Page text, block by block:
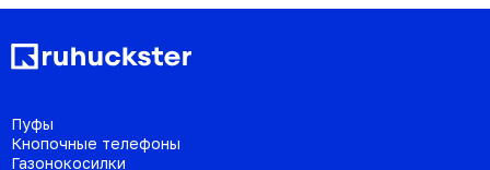
Пуфы
Кнопочные телефоны
Газонокосилки